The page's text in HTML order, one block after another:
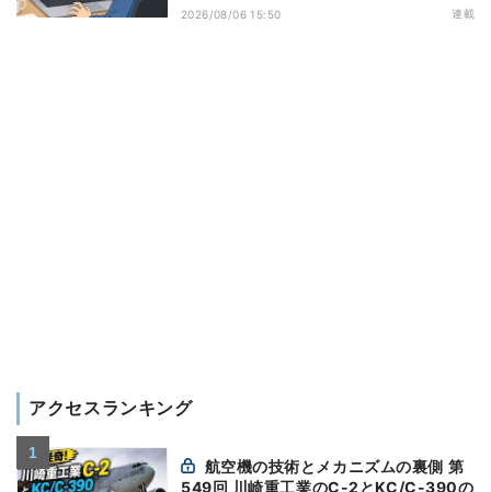
万全にしておこう
2026/08/06 15:50 連載
アクセスランキング
549回 川崎重工業のC-2とKC/C-390の